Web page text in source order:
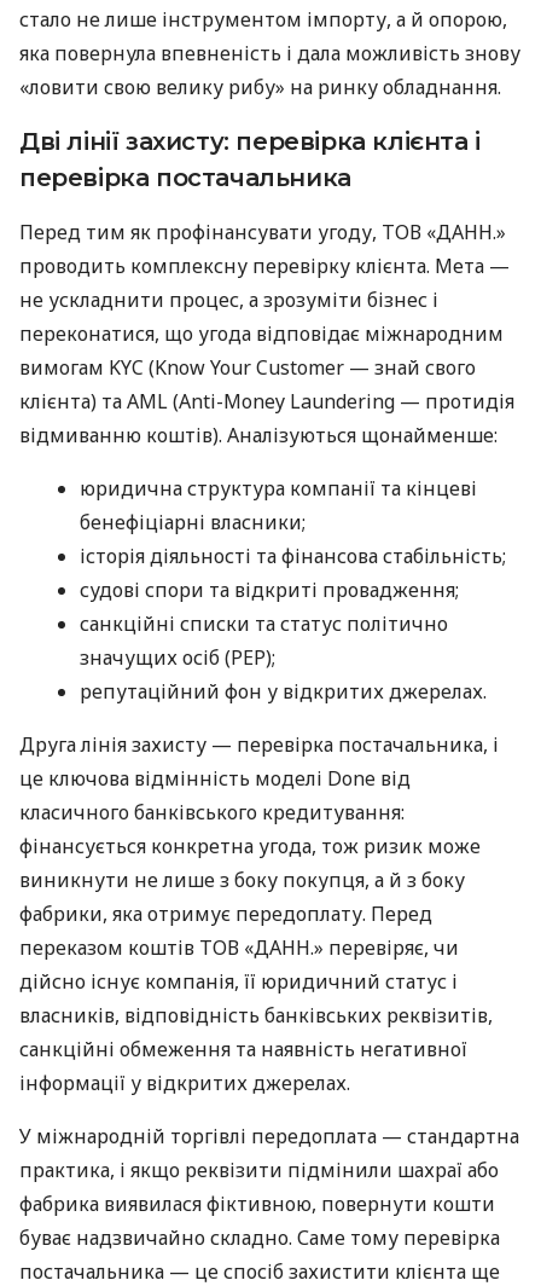
стало не лише інструментом імпорту, а й опорою,
яка повернула впевненість і дала можливість знову
«ловити свою велику рибу» на ринку обладнання.
Дві лінії захисту: перевірка клієнта і
перевірка постачальника
Перед тим як профінансувати угоду, ТОВ «ДАНН.»
проводить комплексну перевірку клієнта. Мета —
не ускладнити процес, а зрозуміти бізнес і
переконатися, що угода відповідає міжнародним
вимогам KYC (Know Your Customer — знай свого
клієнта) та AML (Anti-Money Laundering — протидія
відмиванню коштів). Аналізуються щонайменше:
юридична структура компанії та кінцеві
бенефіціарні власники;
історія діяльності та фінансова стабільність;
судові спори та відкриті провадження;
санкційні списки та статус політично
значущих осіб (PEP);
репутаційний фон у відкритих джерелах.
Друга лінія захисту — перевірка постачальника, і
це ключова відмінність моделі Done від
класичного банківського кредитування:
фінансується конкретна угода, тож ризик може
виникнути не лише з боку покупця, а й з боку
фабрики, яка отримує передоплату. Перед
переказом коштів ТОВ «ДАНН.» перевіряє, чи
дійсно існує компанія, її юридичний статус і
власників, відповідність банківських реквізитів,
санкційні обмеження та наявність негативної
інформації у відкритих джерелах.
У міжнародній торгівлі передоплата — стандартна
практика, і якщо реквізити підмінили шахраї або
фабрика виявилася фіктивною, повернути кошти
буває надзвичайно складно. Саме тому перевірка
постачальника — це спосіб захистити клієнта ще